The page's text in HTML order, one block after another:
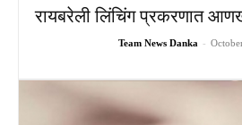
रायबरेली लिंचिंग प्रकरणात
Team News Danka -